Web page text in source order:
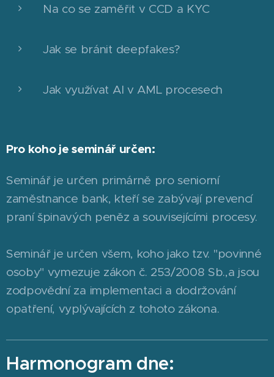
Na co se zaměřit v CCD a KYC
Jak se bránit deepfakes?
Jak využívat AI v AML procesech
Pro koho je seminář určen:
Seminář je určen primárně pro seniorní
zaměstnance bank, kteří se zabývají prevencí
praní špinavých peněz a souvisejícími procesy.
Seminář je určen všem, koho jako tzv. "povinné
osoby" vymezuje zákon č. 253/2008 Sb.,a jsou
zodpovědní za implementaci a dodržování
opatření, vyplývajících z tohoto zákona.
Harmonogram dne: